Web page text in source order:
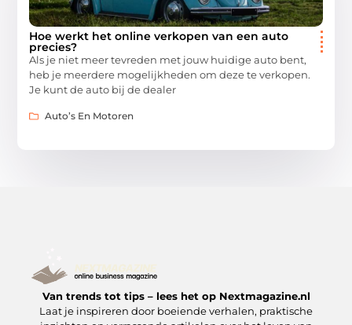
Hoe werkt het online verkopen van een auto
precies?
Als je niet meer tevreden met jouw huidige auto bent,
heb je meerdere mogelijkheden om deze te verkopen.
Je kunt de auto bij de dealer
Auto’s En Motoren
Van trends tot tips – lees het op Nextmagazine.nl
Laat je inspireren door boeiende verhalen, praktische